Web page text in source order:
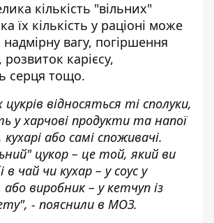
кількість "вільних"
їх кількість у раціоні може
вагу, погіршення
карієсу,
серця тощо.
цукрів відносяться ті сполуки,
у харчові продукти та напої
або самі споживачі.
цукор – це той, який ви
в чай ​​чи кухар – у соус у
виробник – у кетчуп із
- пояснили в МОЗ.